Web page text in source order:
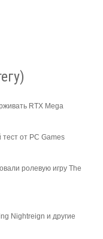
RTX Mega
от PC Games
ролевую игру The
Nightreign и другие